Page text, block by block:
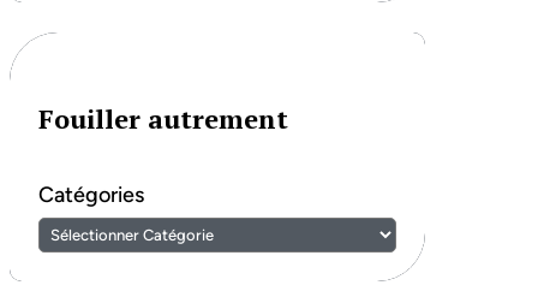
Fouiller autrement
Catégories